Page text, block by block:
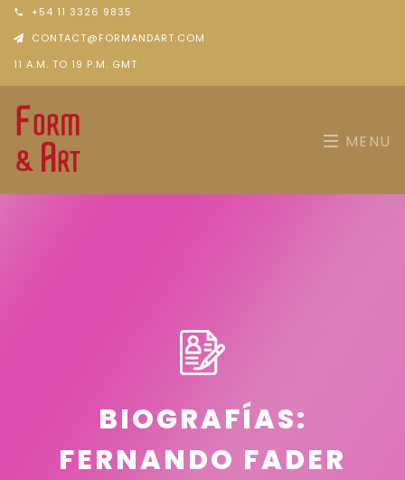
+54 11 3326 9835
CONTACT@FORMANDART.COM
11 A.M. TO 19 P.M. GMT
MENU
BIOGRAFÍAS:
FERNANDO FADER